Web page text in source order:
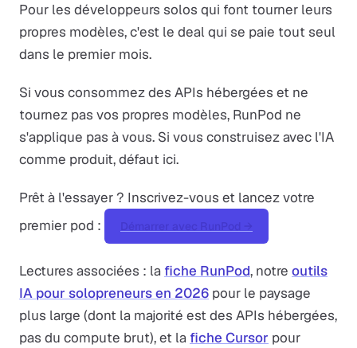
Pour les développeurs solos qui font tourner leurs
propres modèles, c'est le deal qui se paie tout seul
dans le premier mois.
Si vous consommez des APIs hébergées et ne
tournez pas vos propres modèles, RunPod ne
s'applique pas à vous. Si vous construisez avec l'IA
comme produit, défaut ici.
Prêt à l'essayer ? Inscrivez-vous et lancez votre
premier pod :
Démarrer avec RunPod →
Lectures associées : la fiche RunPod, notre outils
IA pour solopreneurs en 2026 pour le paysage
plus large (dont la majorité est des APIs hébergées,
pas du compute brut), et la fiche Cursor pour